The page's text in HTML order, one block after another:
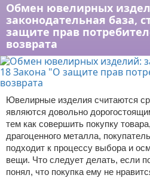
Обмен ювелирных
законодательная база,
защите прав
возврата
Ювелирные изделия считаются
являются довольно
тем как совершить покупку
драгоценного металла,
подходит к процессу выбора и
вещи. Что следует делать, если
понял, что покупка ему не